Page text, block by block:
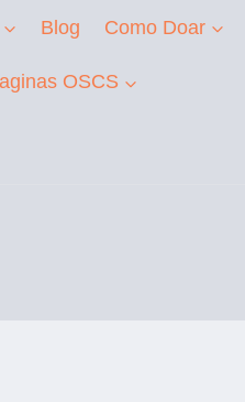
Blog Como Doar
OSCS